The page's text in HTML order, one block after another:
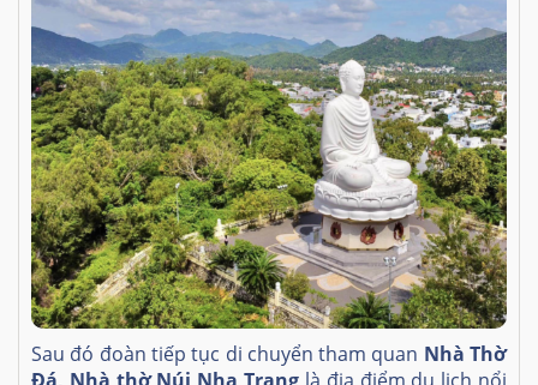
Sau đó đoàn tiếp tục di chuyển tham quan Nhà Thờ